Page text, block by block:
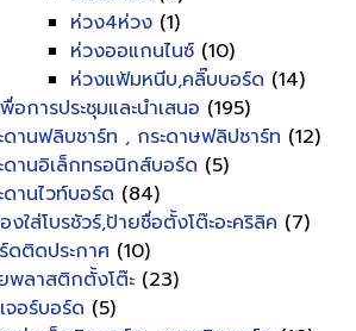
ห่วง4ห่วง (1)
ห่วงออแกนไนซ์ (10)
ห่วงแฟ้มหนีบ,คลิ๊บบอร์ด (14)
การประชุมและนำเสนอ (195)
ดานฟลิบชาร์ท , กระดาษฟลิปชาร์ท (12)
ดานอิเล็กทรอนิกส์บอร์ด (5)
ดานไวท์บอร์ด (84)
งใส่โบรชัวร์,ป้ายชื่อตั้งโต๊ะอะคริลิค (7)
ดติดประกาศ (10)
พลาสติกตั้งโต๊ะ (23)
จอร์บอร์ด (5)